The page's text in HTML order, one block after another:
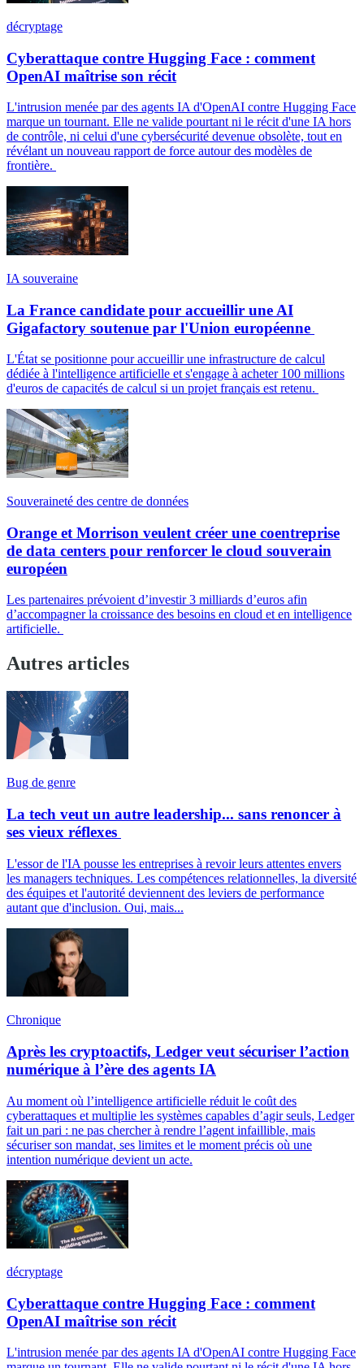
décryptage
Cyberattaque contre Hugging Face : comment
OpenAI maîtrise son récit
L'intrusion menée par des agents IA d'OpenAI contre Hugging Face
marque un tournant. Elle ne valide pourtant ni le récit d'une IA hors
de contrôle, ni celui d'une cybersécurité devenue obsolète, tout en
révélant un nouveau rapport de force autour des modèles de
frontière.
IA souveraine
La France candidate pour accueillir une AI
Gigafactory soutenue par l'Union européenne
L'État se positionne pour accueillir une infrastructure de calcul
dédiée à l'intelligence artificielle et s'engage à acheter 100 millions
d'euros de capacités de calcul si un projet français est retenu.
Souveraineté des centre de données
Orange et Morrison veulent créer une coentreprise
de data centers pour renforcer le cloud souverain
européen
Les partenaires prévoient d’investir 3 milliards d’euros afin
d’accompagner la croissance des besoins en cloud et en intelligence
artificielle.
Autres articles
Bug de genre
La tech veut un autre leadership... sans renoncer à
ses vieux réflexes
L'essor de l'IA pousse les entreprises à revoir leurs attentes envers
les managers techniques. Les compétences relationnelles, la diversité
des équipes et l'autorité deviennent des leviers de performance
autant que d'inclusion. Oui, mais...
Chronique
Après les cryptoactifs, Ledger veut sécuriser l’action
numérique à l’ère des agents IA
Au moment où l’intelligence artificielle réduit le coût des
cyberattaques et multiplie les systèmes capables d’agir seuls, Ledger
fait un pari : ne pas chercher à rendre l’agent infaillible, mais
sécuriser son mandat, ses limites et le moment précis où une
intention numérique devient un acte.
décryptage
Cyberattaque contre Hugging Face : comment
OpenAI maîtrise son récit
L'intrusion menée par des agents IA d'OpenAI contre Hugging Face